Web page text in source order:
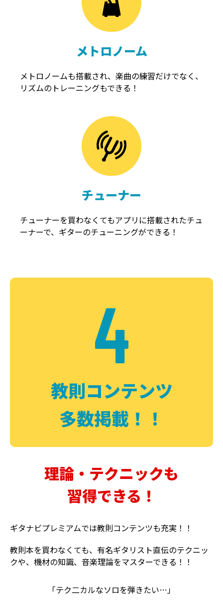
メトロノーム
メトロノームも搭載され、楽曲の練習だけでなく、
リズムのトレーニングもできる！
チューナー
チューナーを買わなくてもアプリに搭載されたチュ
ーナーで、ギターのチューニングができる！
4
教則コンテンツ
多数掲載！！
理論・テクニックも
習得できる！
ギタナビプレミアムでは教則コンテンツも充実！！
教則本を買わなくても、有名ギタリスト直伝のテクニッ
クや、機材の知識、音楽理論をマスターできる！！
「テク二カルなソロを弾きたい…」